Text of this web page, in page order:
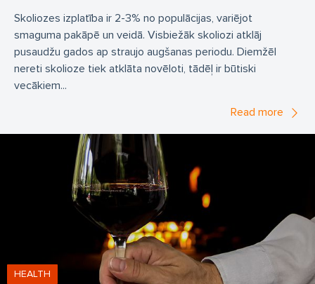
Skoliozes izplatība ir 2-3% no populācijas, variējot
smaguma pakāpē un veidā. Visbiežāk skoliozi atklāj
pusaudžu gados ap straujo augšanas periodu. Diemžēl
nereti skolioze tiek atklāta novēloti, tādēļ ir būtiski
vecākiem...
Read more
HEALTH